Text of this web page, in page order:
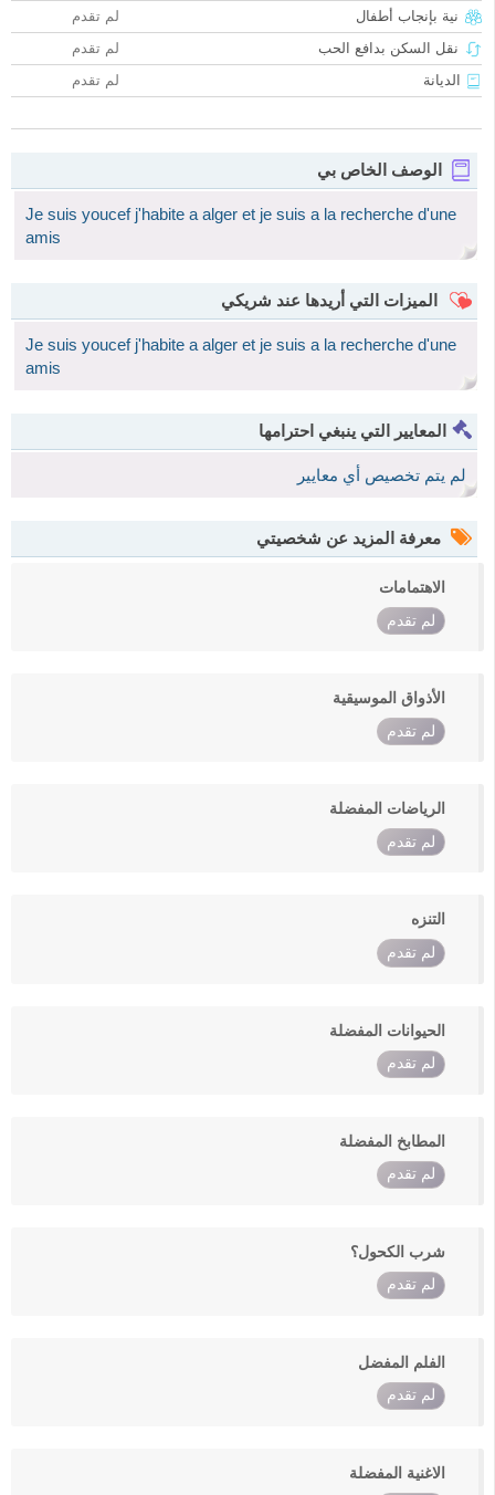
نية بإنجاب أطفال
لم تقدم
نقل السكن بدافع الحب
لم تقدم
الديانة
لم تقدم
الوصف الخاص بي
Je suis youcef j'habite a alger et je suis a la recherche d'une
amis
الميزات التي أريدها عند شريكي
Je suis youcef j'habite a alger et je suis a la recherche d'une
amis
المعايير التي ينبغي احترامها
لم يتم تخصيص أي معايير
معرفة المزيد عن شخصيتي
الاهتمامات
لم تقدم
الأذواق الموسيقية
لم تقدم
الرياضات المفضلة
لم تقدم
التنزه
لم تقدم
الحيوانات المفضلة
لم تقدم
المطابخ المفضلة
لم تقدم
شرب الكحول؟
لم تقدم
الفلم المفضل
لم تقدم
الاغنية المفضلة